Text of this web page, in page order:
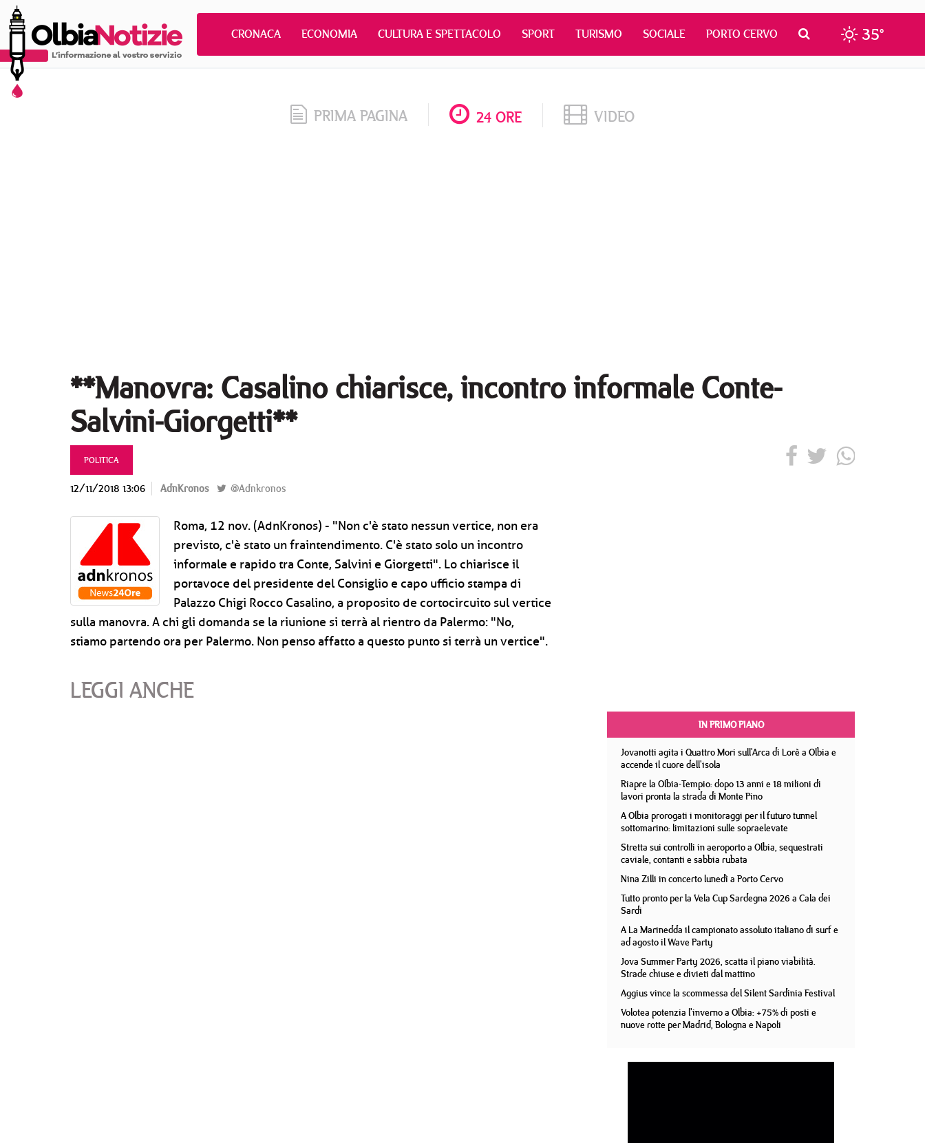
CRONACA ECONOMIA CULTURA E SPETTACOLO SPORT TURISMO SOCIALE PORTO CERVO 35°
PRIMA PAGINA 24 ORE VIDEO
**Manovra: Casalino chiarisce, incontro informale Conte-
Salvini-Giorgetti**
POLITICA
12/11/2018 13:06 AdnKronos @Adnkronos
Roma, 12 nov. (AdnKronos) - "Non c'è stato nessun vertice, non era
previsto, c'è stato un fraintendimento. C'è stato solo un incontro
informale e rapido tra Conte, Salvini e Giorgetti". Lo chiarisce il
portavoce del presidente del Consiglio e capo ufficio stampa di
Palazzo Chigi Rocco Casalino, a proposito de cortocircuito sul vertice
sulla manovra. A chi gli domanda se la riunione si terrà al rientro da Palermo: "No,
stiamo partendo ora per Palermo. Non penso affatto a questo punto si terrà un vertice".
LEGGI ANCHE
IN PRIMO PIANO
Jovanotti agita i Quattro Mori sull'Arca di Lorè a Olbia e
accende il cuore dell'isola
Riapre la Olbia-Tempio: dopo 13 anni e 18 milioni di
lavori pronta la strada di Monte Pino
A Olbia prorogati i monitoraggi per il futuro tunnel
sottomarino: limitazioni sulle sopraelevate
Stretta sui controlli in aeroporto a Olbia, sequestrati
caviale, contanti e sabbia rubata
Nina Zilli in concerto lunedì a Porto Cervo
Tutto pronto per la Vela Cup Sardegna 2026 a Cala dei
Sardi
A La Marinedda il campionato assoluto italiano di surf e
ad agosto il Wave Party
Jova Summer Party 2026, scatta il piano viabilità.
Strade chiuse e divieti dal mattino
Aggius vince la scommessa del Silent Sardinia Festival
Volotea potenzia l'inverno a Olbia: +75% di posti e
nuove rotte per Madrid, Bologna e Napoli